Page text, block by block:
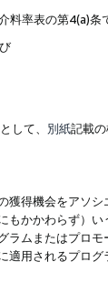
率表の第4(a)条
して、 別紙記載
獲得機会をアソ
かかわらず）
ムまたはプロ
用されるプロ